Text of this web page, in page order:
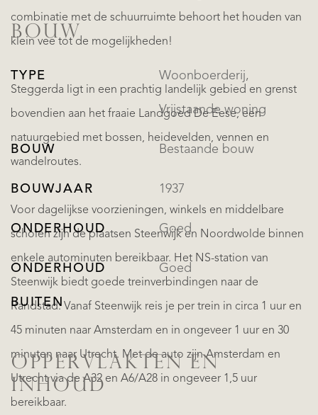
combinatie met de schuurruimte behoort het houden van
klein vee tot de mogelijkheden!
Steggerda ligt in een prachtig landelijk gebied en grenst
bovendien aan het fraaie Landgoed De Eese, een
natuurgebied met bossen, heidevelden, vennen en
wandelroutes.
Voor dagelijkse voorzieningen, winkels en middelbare
scholen zijn de plaatsen Steenwijk en Noordwolde binnen
enkele autominuten bereikbaar. Het NS-station van
Steenwijk biedt goede treinverbindingen naar de
Randstad. Vanaf Steenwijk reis je per trein in circa 1 uur en
45 minuten naar Amsterdam en in ongeveer 1 uur en 30
minuten naar Utrecht. Met de auto zijn Amsterdam en
Utrecht via de A32 en A6/A28 in ongeveer 1,5 uur
bereikbaar.
BOUW
TYPE Woonboerderij,
Vrijstaande woning
BOUW Bestaande bouw
BOUWJAAR 1937
ONDERHOUD Goed
ONDERHOUD
BUITEN
Goed
OPPERVLAKTEN EN
INHOUD